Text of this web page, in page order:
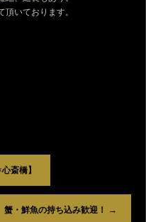
いております。
斎橋】
蟹・鮮魚の持ち込み歓迎！ →